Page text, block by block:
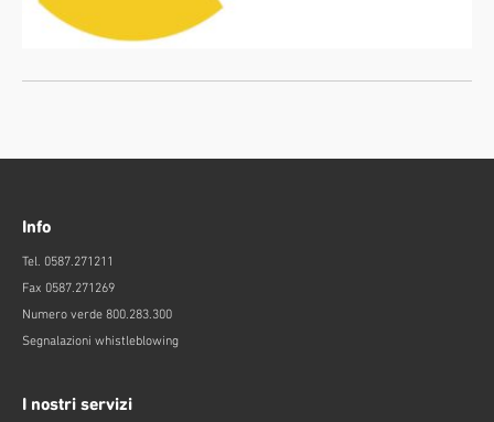
Info
Tel. 0587.271211
Fax 0587.271269
Numero verde 800.283.300
Segnalazioni whistleblowing
I nostri servizi